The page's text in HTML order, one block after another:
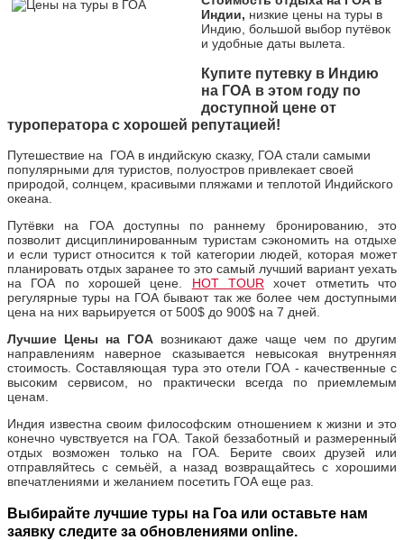
Индии, низкие цены на туры в
Индию, большой выбор путёвок
и удобные даты вылета.
Купите путевку в Индию
на ГОА в этом году по
доступной цене от
туроператора с хорошей репутацией!
Путешествие на ГОА в индийскую сказку, ГОА стали самыми
популярными для туристов, полуостров привлекает своей
природой, солнцем, красивыми пляжами и теплотой Индийского
океана.
Путёвки на ГОА доступны по раннему бронированию, это
позволит дисциплинированным туристам сэкономить на отдыхе
и если турист относится к той категории людей, которая может
планировать отдых заранее то это самый лучший вариант уехать
на ГОА по хорошей цене. HOT TOUR хочет отметить что
регулярные туры на ГОА бывают так же более чем доступными
цена на них варьируется от 500$ до 900$ на 7 дней.
Лучшие Цены на ГОА возникают даже чаще чем по другим
направлениям наверное сказывается невысокая внутренняя
стоимость. Составляющая тура это отели ГОА - качественные с
высоким сервисом, но практически всегда по приемлемым
ценам.
Индия известна своим философским отношением к жизни и это
конечно чувствуется на ГОА. Такой беззаботный и размеренный
отдых возможен только на ГОА. Берите своих друзей или
отправляйтесь с семьёй, а назад возвращайтесь с хорошими
впечатлениями и желанием посетить ГОА еще раз.
Выбирайте лучшие туры на Гоа или оставьте нам
заявку следите за обновлениями online.